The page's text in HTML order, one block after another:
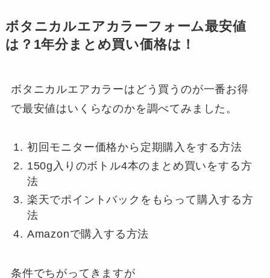
ボタニカルエアカラーフォーム最安値
は？1年分まとめ買い価格は！
ボタニカルエアカラーはどう買うのが一番お得
で最安値はいくらなのかを調べてみました。
初回モニター価格から定期購入をする方法
150g入りのボトル4本のまとめ買いをする方
法
楽天でポイントバックをもらって購入する方
法
Amazonで購入する方法
条件でちがってきますが